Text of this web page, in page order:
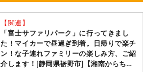
【関連】
「富士サファリパーク」に行ってきまし
た！マイカーで昼過ぎ到着。日帰りで楽チ
ン！な子連れファミリーの楽しみ方、ご紹
介します！[静岡県裾野市]【湘南からちょ